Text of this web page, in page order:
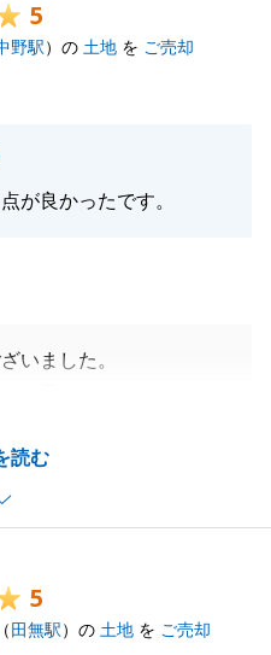
く思います。
困り事がございましたら
ます。宜しくお願いいた
5
野駅）の 土地 を ご売却
が良かったです。
読む
いました。
困り事がございましたら
ます。
5
（ 田無駅）の 土地 を ご売却